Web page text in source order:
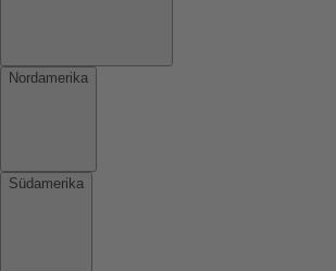
Nordamerika
Südamerika